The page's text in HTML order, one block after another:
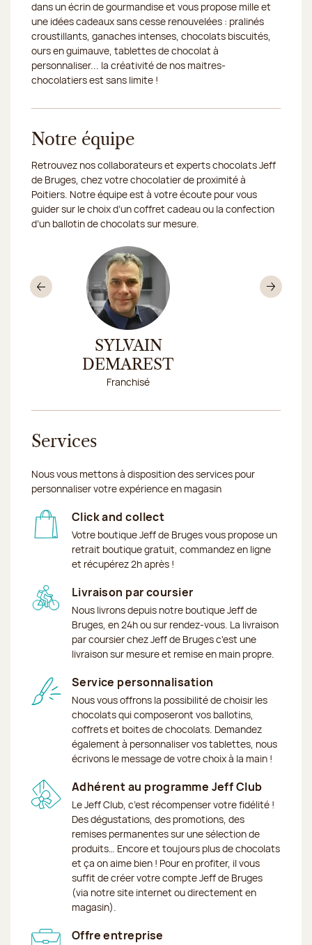
dans un écrin de gourmandise et vous propose mille et
une idées cadeaux sans cesse renouvelées : pralinés
croustillants, ganaches intenses, chocolats biscuités,
ours en guimauve, tablettes de chocolat à
personnaliser... la créativité de nos maitres-
chocolatiers est sans limite !
Notre équipe
Retrouvez nos collaborateurs et experts chocolats Jeff
de Bruges, chez votre chocolatier de proximité à
Poitiers. Notre équipe est à votre écoute pour vous
guider sur le choix d’un coffret cadeau ou la confection
d’un ballotin de chocolats sur mesure.
SYLVAIN
DEMAREST
Franchisé
Précédent
Services
Nous vous mettons à disposition des services pour
personnaliser votre expérience en magasin
Click and collect
Votre boutique Jeff de Bruges vous propose un
retrait boutique gratuit, commandez en ligne
et récupérez 2h après !
Livraison par coursier
Nous livrons depuis notre boutique Jeff de
Bruges, en 24h ou sur rendez-vous. La livraison
par coursier chez Jeff de Bruges c'est une
livraison sur mesure et remise en main propre.
Service personnalisation
Nous vous offrons la possibilité de choisir les
chocolats qui composeront vos ballotins,
coffrets et boites de chocolats. Demandez
également à personnaliser vos tablettes, nous
écrivons le message de votre choix à la main !
Adhérent au programme Jeff Club
Le Jeff Club, c’est récompenser votre fidélité !
Des dégustations, des promotions, des
remises permanentes sur une sélection de
produits… Encore et toujours plus de chocolats
et ça on aime bien ! Pour en profiter, il vous
suffit de créer votre compte Jeff de Bruges
(via notre site internet ou directement en
magasin).
Offre entreprise